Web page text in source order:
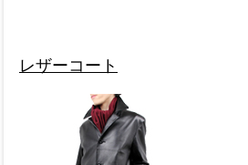
レザーコート